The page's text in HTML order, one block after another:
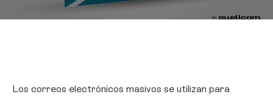
Los correos electrónicos masivos se utilizan para